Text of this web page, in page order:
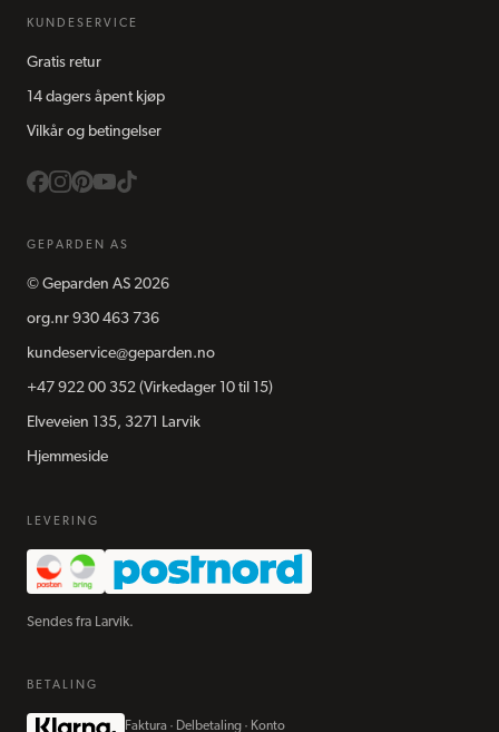
KUNDESERVICE
Gratis retur
14 dagers åpent kjøp
Vilkår og betingelser
GEPARDEN AS
© Geparden AS 2026
org.nr 930 463 736
kundeservice@geparden.no
+47 922 00 352 (Virkedager 10 til 15)
Elveveien 135, 3271 Larvik
Hjemmeside
LEVERING
Sendes fra Larvik.
BETALING
Faktura · Delbetaling · Konto